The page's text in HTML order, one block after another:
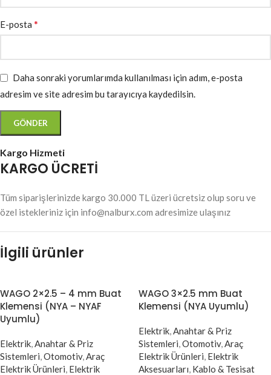
E-posta *
Daha sonraki yorumlarımda kullanılması için adım, e-posta
adresim ve site adresim bu tarayıcıya kaydedilsin.
Kargo Hizmeti
KARGO ÜCRETİ
Tüm siparişlerinizde kargo 30.000 TL üzeri ücretsiz olup soru ve
özel istekleriniz için info@nalburx.com adresimize ulaşınız
İlgili ürünler
WAGO 2×2.5 – 4 mm Buat
Klemensi (NYA – NYAF
Uyumlu)
Elektrik,Anahtar & Priz
Sistemleri,Otomotiv,Araç
Elektrik Ürünleri, Elektrik
WAGO 3×2.5 mm Buat
Klemensi (NYA Uyumlu)
Elektrik,Anahtar & Priz
Sistemleri,Otomotiv,Araç
Elektrik Ürünleri, Elektrik
Aksesuarları, Kablo & Tesisat